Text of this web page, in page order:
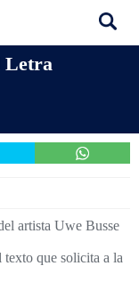
Letra
artista Uwe Busse
texto que solicita a la